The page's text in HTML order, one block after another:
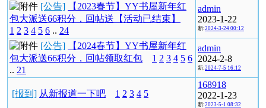
[公告]
【2023春节】YY书屋新年红
包大派送66积分，回帖送【活动已结束】
1 2 3 4 5 6 .. 24
admin
2023-1-22
新:2024-3-24 00:12
[公告]
【2024春节】YY书屋新年红
包大派送66积分，回帖领取红包
1 2 3 4 5 6
.. 21
admin
2024-2-8
新:2024-7-5 16:12
[报到] 从新报道一下吧 1 2 3 4 5
168918
2022-1-23
新:2023-5-1 08:32